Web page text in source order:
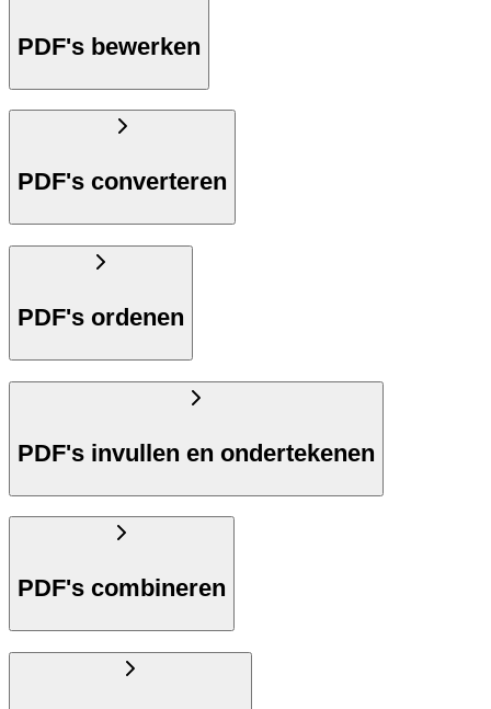
PDF's bewerken
PDF's converteren
PDF's ordenen
PDF's invullen en ondertekenen
PDF's combineren